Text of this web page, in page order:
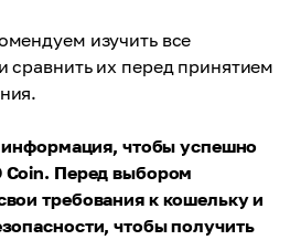
изучить все
сравнить их перед принятием
информация, чтобы успешно
Coin. Перед выбором
требования к кошельку и
чтобы получить